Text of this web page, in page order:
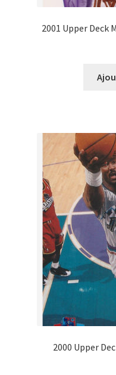
2001 Upper Deck
2000 Upper